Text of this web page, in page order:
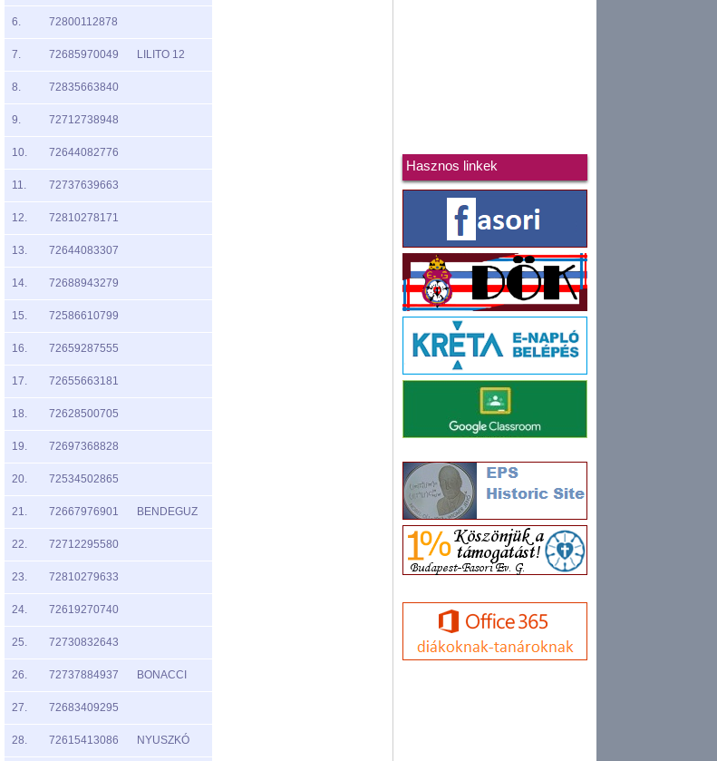
6. 72800112878
7. 72685970049 LILITO 12
8. 72835663840
9. 72712738948
10. 72644082776
11. 72737639663
12. 72810278171
13. 72644083307
14. 72688943279
15. 72586610799
16. 72659287555
17. 72655663181
18. 72628500705
19. 72697368828
20. 72534502865
21. 72667976901 BENDEGUZ
22. 72712295580
23. 72810279633
24. 72619270740
25. 72730832643
26. 72737884937 BONACCI
27. 72683409295
28. 72615413086 NYUSZKÓ
Hasznos linkek